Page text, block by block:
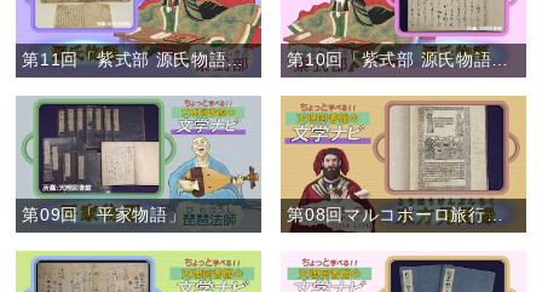
第11回「紫式部 源氏物語其の弐」
第09回「平家物語」 第08回マルコポーロ旅行記「東方見聞録」